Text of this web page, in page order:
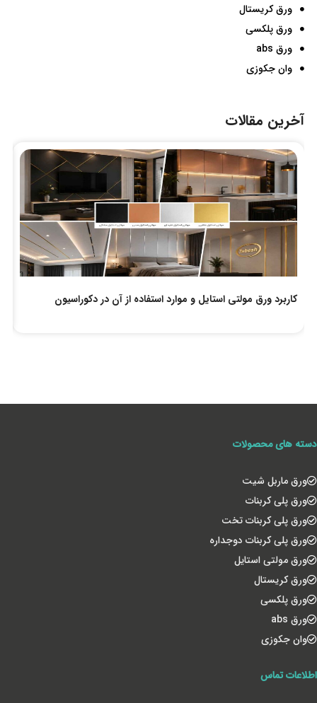
ورق کریستال
ورق پلکسی
ورق abs
وان جکوزی
آخرین مقالات
کاربرد ورق مولتی استایل و موارد استفاده از آن در دکوراسیون
دسته های محصولات
ورق ماربل شیت
ورق پلی کربنات
ورق پلی کربنات تخت
ورق پلی کربنات دوجداره
ورق مولتی استایل
ورق کریستال
ورق پلکسی
ورق abs
وان جکوزی
اطلاعات تماس